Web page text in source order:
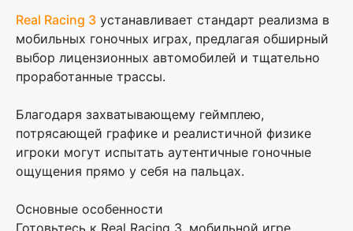
Real Racing 3 устанавливает стандарт реализма в
мобильных гоночных играх, предлагая обширный
выбор лицензионных автомобилей и тщательно
проработанные трассы.
Благодаря захватывающему геймплею,
потрясающей графике и реалистичной физике
игроки могут испытать аутентичные гоночные
ощущения прямо у себя на пальцах.
Основные особенности
Готовьтесь к Real Racing 3, мобильной игре